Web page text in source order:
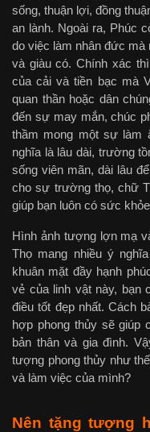
sống, thuận lợi, đồng
an lành. Ngoài ra, Phúc
do việc làm nhân đức
và giàu có. Chính xác
của cải và tiền bạc mà
quan thần hoặc dân
đến sự may mắn, chúc
thầm mong một sự làm
nghĩa là lâu dài, trường
sống viên mãn, dài lâu
cho sự trường thọ, chữ
giúp bạn luôn có sức
Hình ảnh tượng lợn mạ
Thọ mang nhiều ý
khuân mặt đầy hạnh
vẻ của linh vật này, bạn
điều tốt đẹp nhất. Cách
hợp phong thủy sẽ giúp
bản thân và gia đình.
tượng phong thủy như
và làm việc của mình?
Nên tặng tượng